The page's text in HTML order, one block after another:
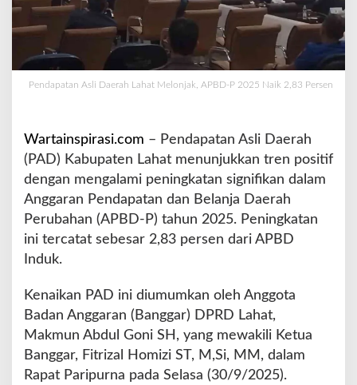
h
a
e
l
n
j
a
k
B
D
-
2
0
Pendapatan Asli Daerah Lahat Melonjak, APBD-P 2025 Naik 2,83 Persen
Wartainspirasi.com – Pendapatan Asli Daerah
(PAD) Kabupaten Lahat menunjukkan tren positif
dengan mengalami peningkatan signifikan dalam
Anggaran Pendapatan dan Belanja Daerah
Perubahan (APBD-P) tahun 2025. Peningkatan
ini tercatat sebesar 2,83 persen dari APBD
Induk.
Kenaikan PAD ini diumumkan oleh Anggota
Badan Anggaran (Banggar) DPRD Lahat,
Makmun Abdul Goni SH, yang mewakili Ketua
Banggar, Fitrizal Homizi ST, M,Si, MM, dalam
Rapat Paripurna pada Selasa (30/9/2025).